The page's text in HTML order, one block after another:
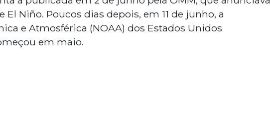
Niño. Poucos dias depois, em 11 de junho, a
e Atmosférica (NOAA) dos Estados Unidos
em maio.